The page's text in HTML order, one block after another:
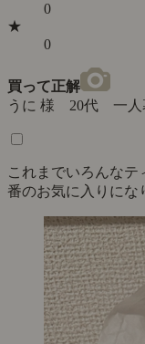
0
★
0
買って正解
うに 様 20代 一人
これまでいろんなテ
番のお気に入りにな